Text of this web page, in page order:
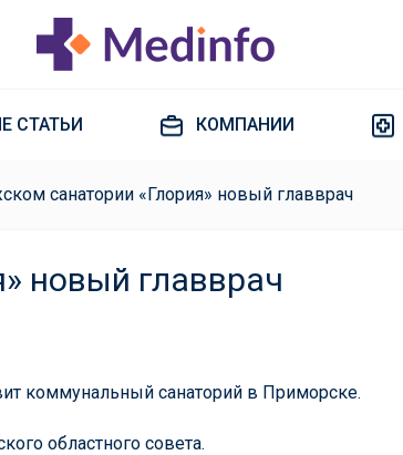
СТАТЬИ КОМПАНИИ
санатории «Глория» новый главврач
новый главврач
коммунальный санаторий в Приморске.
областного совета.